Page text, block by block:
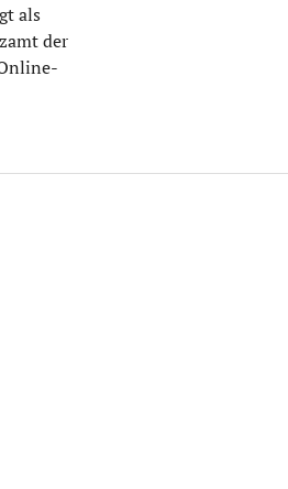
als
der